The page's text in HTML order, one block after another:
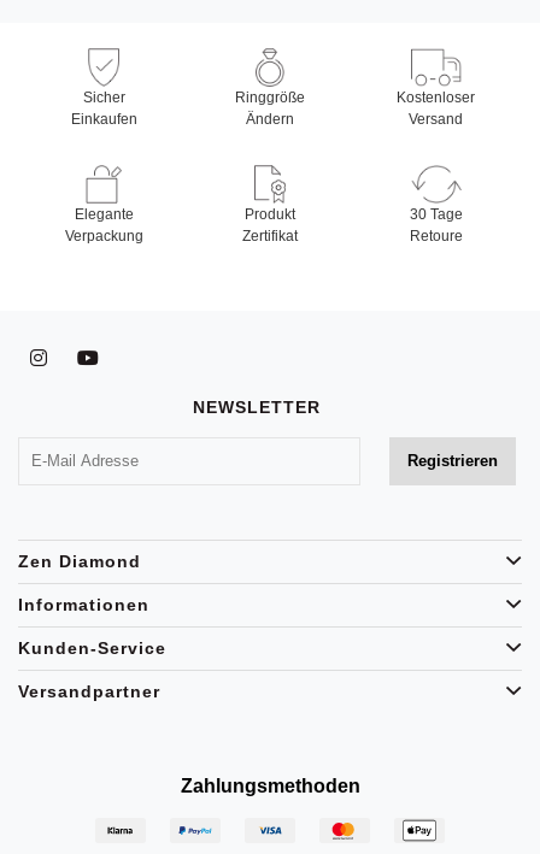
Sicher
Einkaufen
Ringgröße
Ändern
Kostenloser
Versand
Elegante
Verpackung
Produkt
Zertifikat
30 Tage
Retoure
NEWSLETTER
Zen Diamond
Informationen
Kunden-Service
Versandpartner
Zahlungsmethoden